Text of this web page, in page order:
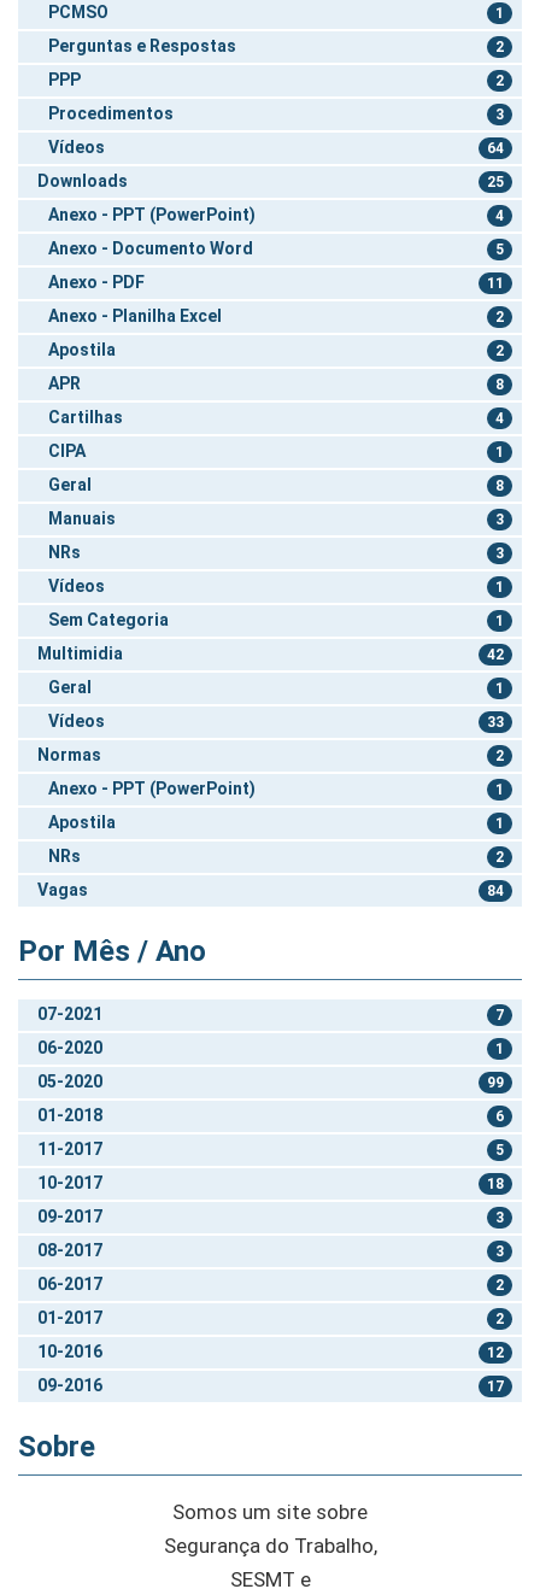
PCMSO 1
Perguntas e Respostas 2
PPP 2
Procedimentos 3
Vídeos 64
Downloads 25
Anexo - PPT (PowerPoint) 4
Anexo - Documento Word 5
Anexo - PDF 11
Anexo - Planilha Excel 2
Apostila 2
APR 8
Cartilhas 4
CIPA 1
Geral 8
Manuais 3
NRs 3
Vídeos 1
Sem Categoria 1
Multimidia 42
Geral 1
Vídeos 33
Normas 2
Anexo - PPT (PowerPoint) 1
Apostila 1
NRs 2
Vagas 84
Por Mês / Ano
07-2021 7
06-2020 1
05-2020 99
01-2018 6
11-2017 5
10-2017 18
09-2017 3
08-2017 3
06-2017 2
01-2017 2
10-2016 12
09-2016 17
Sobre
Somos um site sobre
Segurança do Trabalho,
SESMT e